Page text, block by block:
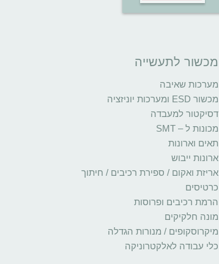
מכשור לתעשייה
מערכות שאיבה
מכשור ESD ומערכות יוניזציה
דסיקטור למעבדה
מכונות ל – SMT
תאים וארונות
ארונות ייבוש
אריזת ואקום / ספירת רכיבים / חיתוך
כרטיסים
הרמת רכיבים ופרוסות
מונה חלקיקים
מיקרוסקופים / מנורות הגדלה
כלי עבודה לאלקטרוניקה